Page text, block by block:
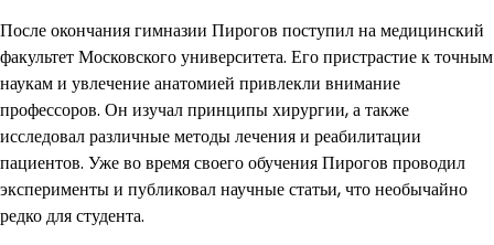
После окончания гимназии Пирогов поступил на медицинский
факультет Московского университета. Его пристрастие к точным
наукам и увлечение анатомией привлекли внимание
профессоров. Он изучал принципы хирургии, а также
исследовал различные методы лечения и реабилитации
пациентов. Уже во время своего обучения Пирогов проводил
эксперименты и публиковал научные статьи, что необычайно
редко для студента.